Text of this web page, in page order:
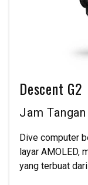
Descent G2
Jam
Dive computer
layar AMOLED,
yang terbuat